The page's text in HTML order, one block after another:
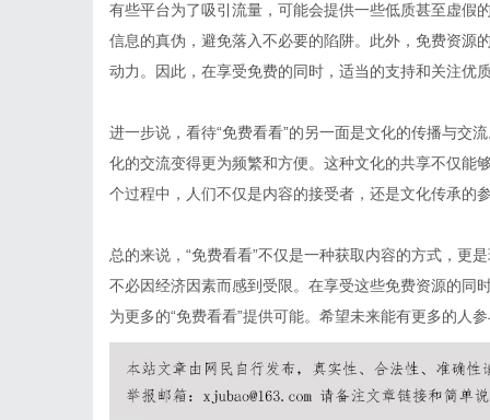
有些平台为了吸引流量，可能会提供一些低质甚至虚假
信息的真伪，避免落入不必要的陷阱。此外，免费资源
动力。因此，在享受免费的同时，适当的支持和关注优
进一步说，看待“免费看看”的另一面是文化的传播与交
化的交流变得更为频繁和方便。这种文化的共享不仅能
个过程中，人们不仅是内容的接受者，还是文化传承的
总的来说，“免费看看”不仅是一种获取内容的方式，更
不必因经济因素而感到受限。在享受这些免费资源的同
为更多的“免费看看”提供可能。希望未来能有更多的人